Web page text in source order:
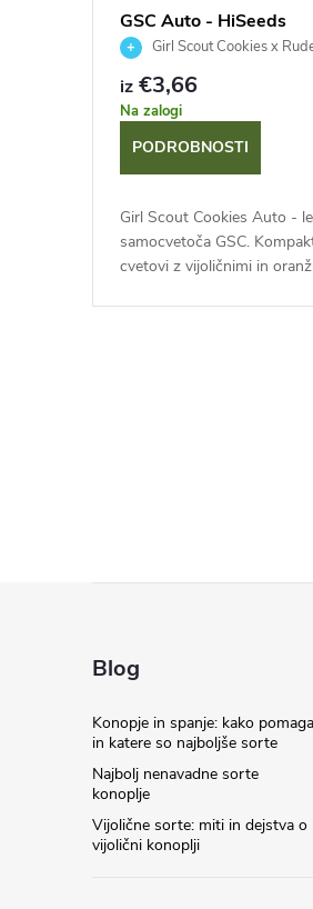
GSC Auto - HiSeeds
Girl Scout Cookies x
iz €3,66
Na zalogi
PODROBNOSTI
Girl Scout Cookies Auto -
samocvetoča GSC.
cvetovi z vijoličnimi in
odtenki. Sladek, desertni
l
i
e
l
Blog
Konopje in spanje: kako pomaga
in katere so najboljše sorte
Najbolj nenavadne sorte
konoplje
Vijolične sorte: miti in dejstva o
vijolični konoplji